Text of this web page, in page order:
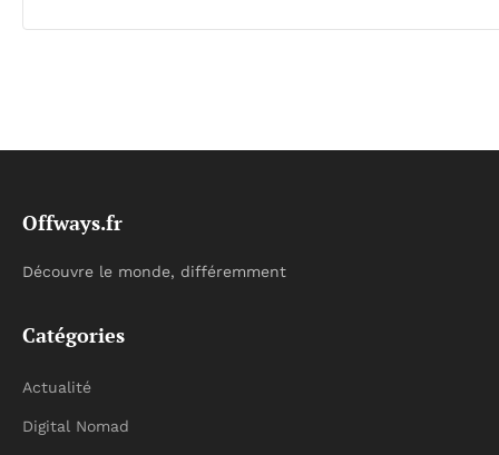
Offways.fr
Découvre le monde, différemment
Catégories
Actualité
Digital Nomad